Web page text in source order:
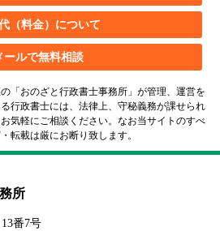
（料金）について
ールで無料相談
「おのざと行政書士事務所」が管理、運営を
行政書士には、法律上、守秘義務が課せられ
気軽にご相談ください。なお当サイトのすべ
転載は厳にお断り致します。
所
番7号